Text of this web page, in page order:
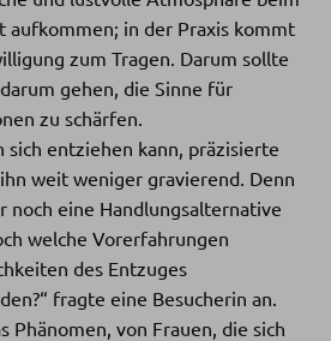
aufkommen; in der Praxis kommt
zum Tragen. Darum sollte
gehen, die Sinne für
zu schärfen.
sich entziehen kann, präzisierte
weit weniger gravierend. Denn
noch eine Handlungsalternative
welche Vorerfahrungen
des Entzuges
fragte eine Besucherin an.
Phänomen, von Frauen, die sich